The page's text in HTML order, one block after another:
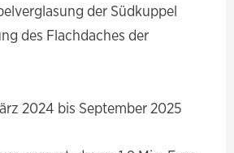
der Südkuppel
des Flachdaches der
2024 bis September 2025